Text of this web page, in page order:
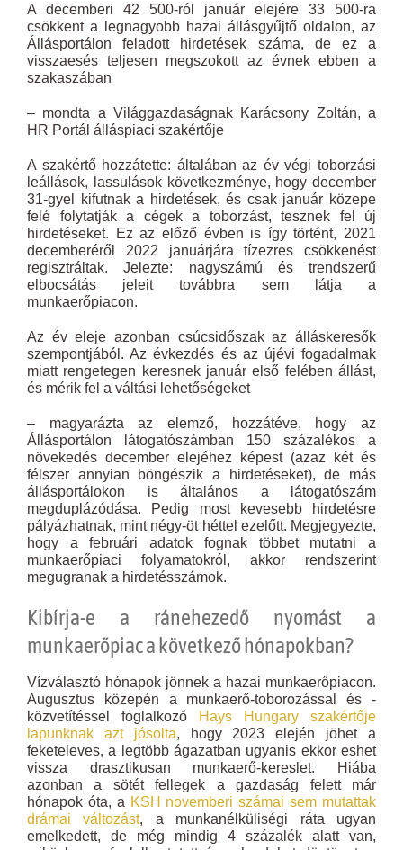
A decemberi 42 500-ról január elejére 33 500-ra
csökkent a legnagyobb hazai állásgyűjtő oldalon, az
Állásportálon feladott hirdetések száma, de ez a
visszaesés teljesen megszokott az évnek ebben a
szakaszában
– mondta a Világgazdaságnak Karácsony Zoltán, a
HR Portál álláspiaci szakértője
A szakértő hozzátette: általában az év végi toborzási
leállások, lassulások következménye, hogy december
31-gyel kifutnak a hirdetések, és csak január közepe
felé folytatják a cégek a toborzást, tesznek fel új
hirdetéseket. Ez az előző évben is így történt, 2021
decemberéről 2022 januárjára tízezres csökkenést
regisztráltak. Jelezte: nagyszámú és trendszerű
elbocsátás jeleit továbbra sem látja a
munkaerőpiacon.
Az év eleje azonban csúcsidőszak az álláskeresők
szempontjából. Az évkezdés és az újévi fogadalmak
miatt rengetegen keresnek január első felében állást,
és mérik fel a váltási lehetőségeket
– magyarázta az elemző, hozzátéve, hogy az
Állásportálon látogatószámban 150 százalékos a
növekedés december elejéhez képest (azaz két és
félszer annyian böngészik a hirdetéseket), de más
állásportálokon is általános a látogatószám
megduplázódása. Pedig most kevesebb hirdetésre
pályázhatnak, mint négy-öt héttel ezelőtt. Megjegyezte,
hogy a februári adatok fognak többet mutatni a
munkaerőpiaci folyamatokról, akkor rendszerint
megugranak a hirdetésszámok.
Kibírja-e a ránehezedő nyomást a
munkaerőpiac a következő hónapokban?
Vízválasztó hónapok jönnek a hazai munkaerőpiacon.
Augusztus közepén a munkaerő-toborozással és -
közvetítéssel foglalkozó
Hays Hungary szakértője
lapunknak azt jósolta, hogy 2023 elején jöhet a
feketeleves, a legtöbb ágazatban ugyanis ekkor eshet
vissza drasztikusan munkaerő-kereslet. Hiába
azonban a sötét fellegek a gazdaság felett már
hónapok óta, a KSH novemberi számai sem mutattak
drámai változást, a munkanélküliségi ráta ugyan
emelkedett, de még mindig 4 százalék alatt van,